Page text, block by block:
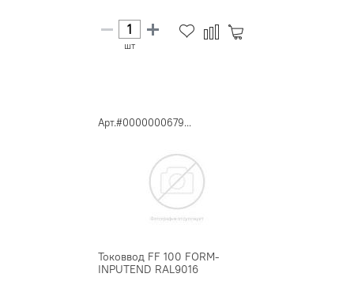
шт
Арт.#0000000679...
Токоввод FF 100 FORM-
INPUTEND RAL9016